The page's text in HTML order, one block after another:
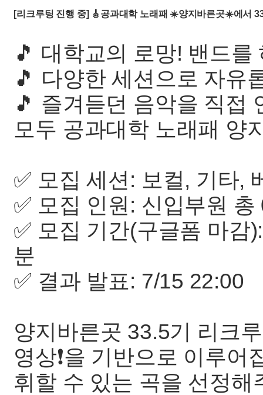
[리크루팅 진행 중] 🎸공과대학 노래패 ☀️양지바른곳☀️에서
🎵 대학교의 로망! 밴드를
🎵 다양한 세션으로 자유
🎵 즐겨듣던 음악을 직접
모두 공과대학 노래패 양
✅ 모집 세션: 보컬, 기타,
✅ 모집 인원: 신입부원 총
✅ 모집 기간(구글폼 마
분
✅ 결과 발표: 7/15 22:00
양지바른곳 33.5기 리크
영상❗을 기반으로 이루
휘할 수 있는 곡을 선정해